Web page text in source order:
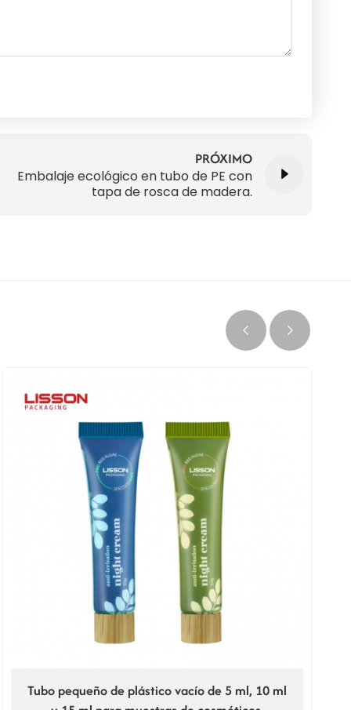
PRÓXIMO
Embalaje ecológico en tubo de PE con
tapa de rosca de madera.
Tubo pequeño de plástico vacío de 5 ml, 10 ml